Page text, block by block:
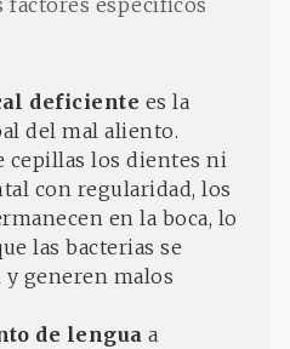
factores específicos
deficiente es la
del mal aliento.
cepillas los dientes ni
con regularidad, los
en la boca, lo
las bacterias se
generen malos
de lengua a